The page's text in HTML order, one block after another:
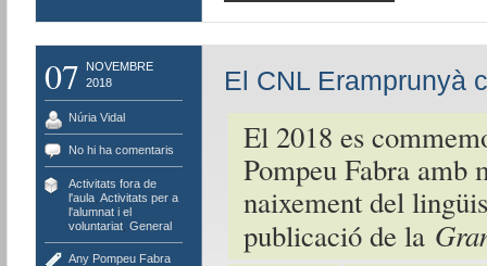
07
NOVEMBRE
2018
Núria Vidal
No hi ha comentaris
Activitats fora de
l'aula, Activitats per a
l'alumnat i el
voluntariat, General
Any Pompeu Fabra
El CNL Eramprunyà
El 2018 es
Pompeu Fabra amb
naixement del
publicació de la